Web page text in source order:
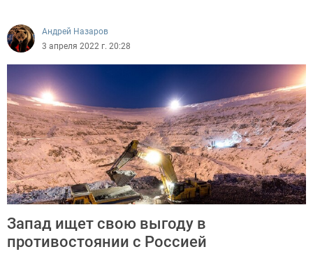
Андрей Назаров
3 апреля 2022 г. 20:28
Запад ищет свою выгоду в
противостоянии с Россией